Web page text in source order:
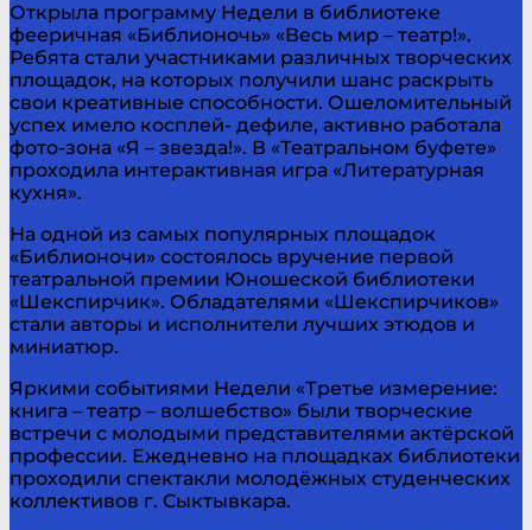
Открыла программу Недели в библиотеке
фееричная «Библионочь» «Весь мир – театр!».
Ребята стали участниками различных творческих
площадок, на которых получили шанс раскрыть
свои креативные способности. Ошеломительный
успех имело косплей- дефиле, активно работала
фото-зона «Я – звезда!». В «Театральном буфете»
проходила интерактивная игра «Литературная
кухня».
На одной из самых популярных площадок
«Библионочи» состоялось вручение первой
театральной премии Юношеской библиотеки
«Шекспирчик». Обладателями «Шекспирчиков»
стали авторы и исполнители лучших этюдов и
миниатюр.
Яркими событиями Недели «Третье измерение:
книга – театр – волшебство» были творческие
встречи с молодыми представителями актёрской
профессии. Ежедневно на площадках библиотеки
проходили спектакли молодёжных студенческих
коллективов г. Сыктывкара.